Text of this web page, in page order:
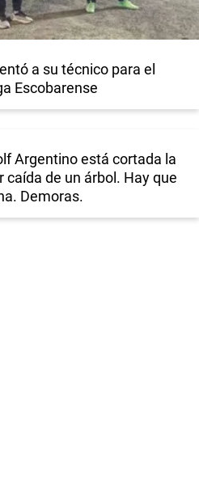
a su técnico para el
Escobarense
Argentino está cortada la
caída de un árbol. Hay que
Demoras.